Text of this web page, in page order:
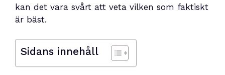
kan det vara svårt att veta vilken som faktiskt
är bäst.
Sidans innehåll